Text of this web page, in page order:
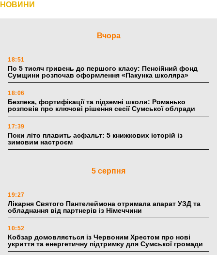
НОВИНИ
Вчора
18:51
По 5 тисяч гривень до першого класу: Пенсійний фонд
Сумщини розпочав оформлення «Пакунка школяра»
18:06
Безпека, фортифікації та підземні школи: Романько
розповів про ключові рішення сесії Сумської облради
17:39
Поки літо плавить асфальт: 5 книжкових історій із
зимовим настроєм
5 серпня
19:27
Лікарня Святого Пантелеймона отримала апарат УЗД та
обладнання від партнерів із Німеччини
10:52
Кобзар домовляється із Червоним Хрестом про нові
укриття та енергетичну підтримку для Сумської громади